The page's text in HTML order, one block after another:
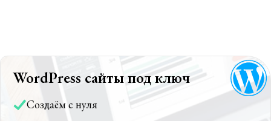
WordPress сайты под ключ
Создаём с нуля